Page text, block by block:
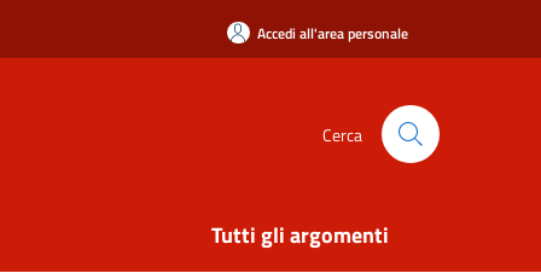
Accedi all'area personale
Cerca
Tutti gli argomenti